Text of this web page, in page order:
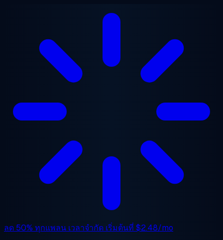
ลด 50% ทุกแพลน เวลาจำกัด เริ่มต้นที่ $2.48/mo